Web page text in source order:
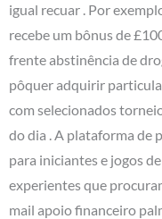
igual recuar . Por
recebe um bônus de
frente abstinência de
pôquer adquirir
com selecionados
do dia . A plataforma de
para iniciantes e jogos
experientes que
mail apoio financeiro